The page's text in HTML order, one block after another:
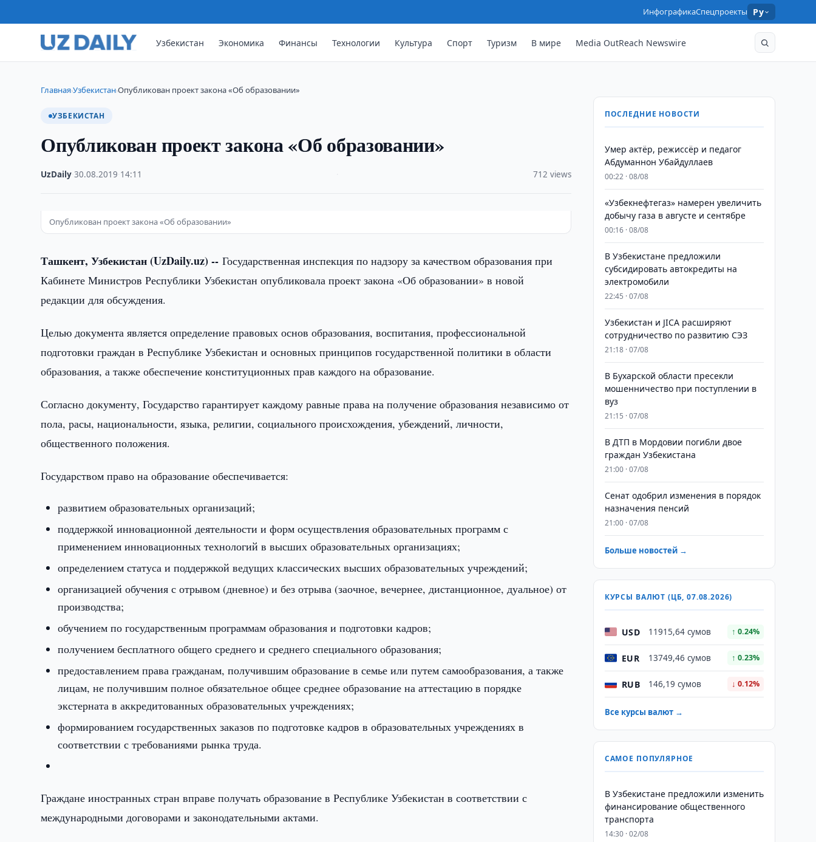
ИнфографикаСпецпроекты Ру
Узбекистан Экономика Финансы Технологии Культура Спорт Туризм В мире Media OutReach Newswire
Главная›Узбекистан›Опубликован проект закона «Об образовании»
УЗБЕКИСТАН
Опубликован проект закона «Об образовании»
UzDaily ·30.08.2019 14:11 712 views
Опубликован проект закона «Об образовании»
Ташкент, Узбекистан (UzDaily.uz) --Государственная инспекция по надзору за качеством образования при
Кабинете Министров Республики Узбекистан опубликовала проект закона «Об образовании» в новой
редакции для обсуждения.
Целью документа является определение правовых основ образования, воспитания, профессиональной
подготовки граждан в Республике Узбекистан и основных принципов государственной политики в области
образования, а также обеспечение конституционных прав каждого на образование.
Согласно документу, Государство гарантирует каждому равные права на получение образования независимо от
пола, расы, национальности, языка, религии, социального происхождения, убеждений, личности,
общественного положения.
Государством право на образование обеспечивается:
развитием образовательных организаций;
поддержкой инновационной деятельности и форм осуществления образовательных программ с
применением инновационных технологий в высших образовательных организациях;
определением статуса и поддержкой ведущих классических высших образовательных учреждений;
организацией обучения с отрывом (дневное) и без отрыва (заочное, вечернее, дистанционное, дуальное) от
производства;
обучением по государственным программам образования и подготовки кадров;
получением бесплатного общего среднего и среднего специального образования;
предоставлением права гражданам, получившим образование в семье или путем самообразования, а также
лицам, не получившим полное обязательное общее среднее образование на аттестацию в порядке
экстерната в аккредитованных образовательных учреждениях;
формированием государственных заказов по подготовке кадров в образовательных учреждениях в
соответствии с требованиями рынка труда.
Граждане иностранных стран вправе получать образование в Республике Узбекистан в соответствии с
международными договорами и законодательными актами.
ПОСЛЕДНИЕ НОВОСТИ
Умер актёр, режиссёр и педагог
Абдуманнон Убайдуллаев
00:22 · 08/08
«Узбекнефтегаз» намерен увеличить
добычу газа в августе и сентябре
00:16 · 08/08
В Узбекистане предложили
субсидировать автокредиты на
электромобили
22:45 · 07/08
Узбекистан и JICA расширяют
сотрудничество по развитию СЭЗ
21:18 · 07/08
В Бухарской области пресекли
мошенничество при поступлении в
вуз
21:15 · 07/08
В ДТП в Мордовии погибли двое
граждан Узбекистана
21:00 · 07/08
Сенат одобрил изменения в порядок
назначения пенсий
21:00 · 07/08
Больше новостей →
КУРСЫ ВАЛЮТ (ЦБ, 07.08.2026)
USD 11915,64 сумов ↑ 0.24%
EUR 13749,46 сумов ↑ 0.23%
RUB 146,19 сумов ↓ 0.12%
Все курсы валют →
САМОЕ ПОПУЛЯРНОЕ
В Узбекистане предложили изменить
финансирование общественного
транспорта
14:30 · 02/08